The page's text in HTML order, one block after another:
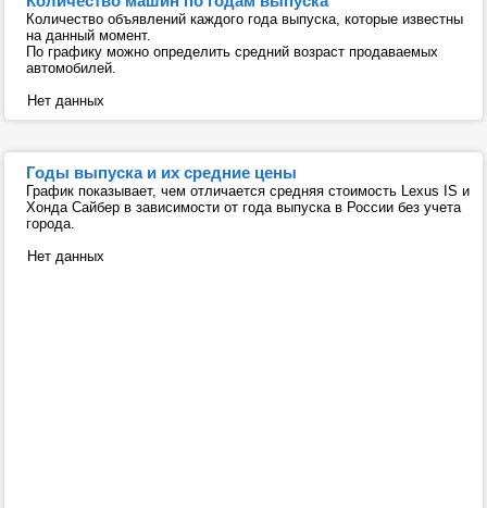
Количество объявлений каждого года выпуска, которые известны
на данный момент.
По графику можно определить средний возраст продаваемых
автомобилей.
Нет данных
Годы выпуска и их средние цены
График показывает, чем отличается средняя стоимость Lexus IS и
Хонда Сайбер в зависимости от года выпуска в России без учета
города.
Нет данных